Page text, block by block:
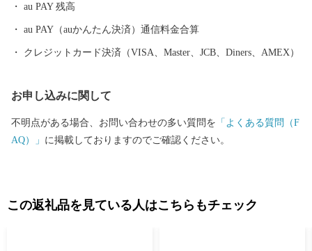
るあたたかな出会いがあるまち。青のまち・松浦市へ是非一度遊
びに来てください。
au PAY 残高
au PAY（auかんたん決済）通信料金合算
クレジットカード決済（VISA、Master、JCB、Diners、AMEX）
お申し込みに関して
不明点がある場合、お問い合わせの多い質問を 「よくある質問（F
AQ）」 に掲載しておりますのでご確認ください。
この返礼品を見ている人はこちらもチェック